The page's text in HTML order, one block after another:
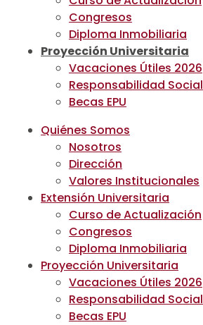
Congresos
Diploma Inmobiliaria
Proyección Universitaria
Vacaciones Útiles 2026
Responsabilidad Social
Becas EPU
Quiénes Somos
Nosotros
Dirección
Valores Institucionales
Extensión Universitaria
Curso de Actualización
Congresos
Diploma Inmobiliaria
Proyección Universitaria
Vacaciones Útiles 2026
Responsabilidad Social
Becas EPU